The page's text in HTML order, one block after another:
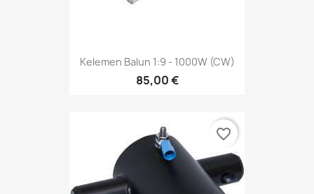
Kelemen Balun 1:9 - 1000W (CW)
85,00 €
favorite_border